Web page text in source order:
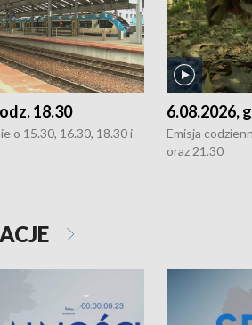
18.30
o 15.30, 16.30, 18.30 i
6.08.2026,
Emisja
oraz 21.30